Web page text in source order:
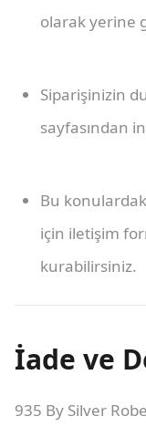
olarak yerine
Siparişinizin
sayfasından
Bu
için iletişim
kurabilirsiniz.
İade ve
935 By Silver